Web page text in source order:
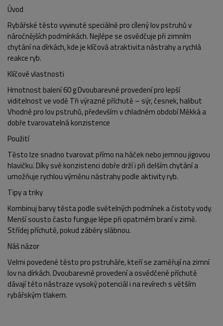
POPIS PRODUKTU FOTO (7)
Úvod
Rybářské těsto vyvinuté speciálně pro cílený lov pstruhů v
náročnějších podmínkách. Nejlépe se osvědčuje při zimním
chytání na dírkách, kde je klíčová atraktivita nástrahy a rychlá
reakce ryb.
Klíčové vlastnosti
Hmotnost balení 60 g Dvoubarevné provedení pro lepší
viditelnost ve vodě Tři výrazné příchutě – sýr, česnek, halibut
Vhodné pro lov pstruhů, především v chladném období Měkká a
dobře tvarovatelná konzistence
Použití
Těsto lze snadno tvarovat přímo na háček nebo jemnou jigovou
hlavičku. Díky své konzistenci dobře drží i při delším chytání a
umožňuje rychlou výměnu nástrahy podle aktivity ryb.
Tipy a triky
Kombinuj barvy těsta podle světelných podmínek a čistoty vody.
Menší sousto často funguje lépe při opatrném braní v zimě.
Střídej příchutě, pokud záběry slábnou.
Náš názor
Velmi povedené těsto pro pstruháře, kteří se zaměřují na zimní
lov na dírkách. Dvoubarevné provedení a osvědčené příchutě
dávají této nástraze vysoký potenciál i na revírech s větším
rybářským tlakem.